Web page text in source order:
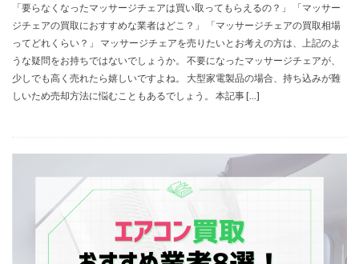
「要らなくなったマッサージチェアは買い取ってもらえるの？」 「マッサー
ジチェアの買取におすすめな業者はどこ？」 「マッサージチェアの買取相場
ってどれくらい？」 マッサージチェアを売りたいとお考えの方は、上記のよ
うな疑問をお持ちではないでしょうか。 不要になったマッサージチェアが、
少しでも高く売れたら嬉しいですよね。 大型家電製品の場合、持ち込みが難
しいため売却方法に悩むこともあるでしょう。 本記事 […]